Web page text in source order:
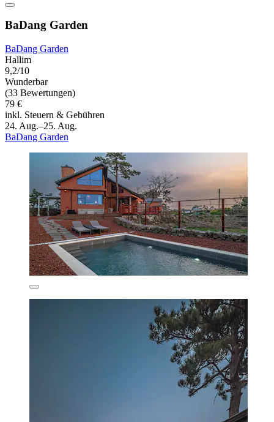
BaDang Garden
BaDang Garden
Hallim
9,2/10
Wunderbar
(33 Bewertungen)
79 €
inkl. Steuern & Gebühren
24. Aug.–25. Aug.
BaDang Garden